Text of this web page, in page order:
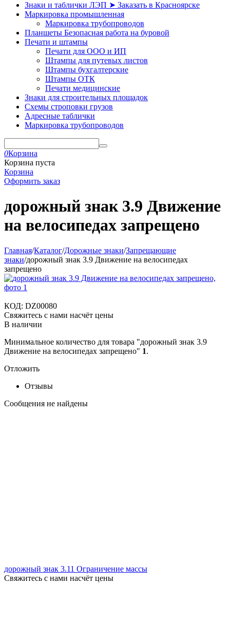
Знаки и таблички ЛЭП ➤ Заказать в Красноярске
Маркировка промышленная
Маркировка трубопроводов
Планшеты Безопасная работа на буровой
Печати и штампы
Печати для ООО и ИП
Штампы для путевых листов
Штампы бухгалтерские
Штампы ОТК
Печати медицинские
Знаки для строительных площадок
Схемы строповки грузов
Адресные таблички
Маркировка трубопроводов
0Корзина
Корзина пуста
Корзина
Оформить заказ
дорожный знак 3.9 Движение
на велосипедах запрещено
Главная/Каталог/Дорожные знаки/Запрещающие
знаки/дорожный знак 3.9 Движение на велосипедах
запрещено
КОД: DZ00080
Свяжитесь с нами насчёт цены
В наличии
Минимальное количество для товара "дорожный знак 3.9
Движение на велосипедах запрещено" 1.
Отложить
Отзывы
Сообщения не найдены
дорожный знак 3.11 Ограничение массы
Свяжитесь с нами насчёт цены